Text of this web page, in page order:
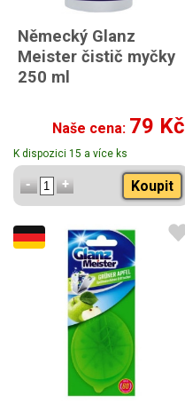
Německý Glanz
Meister čistič myčky
250 ml
Naše cena: 79 Kč
K dispozici 15 a více ks
Koupit